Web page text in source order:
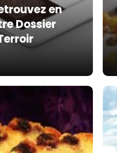
en
Dossier